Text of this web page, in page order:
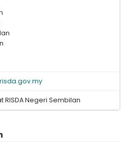
RISDA Negeri Sembilan